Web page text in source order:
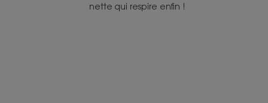
nette qui respire enfin !